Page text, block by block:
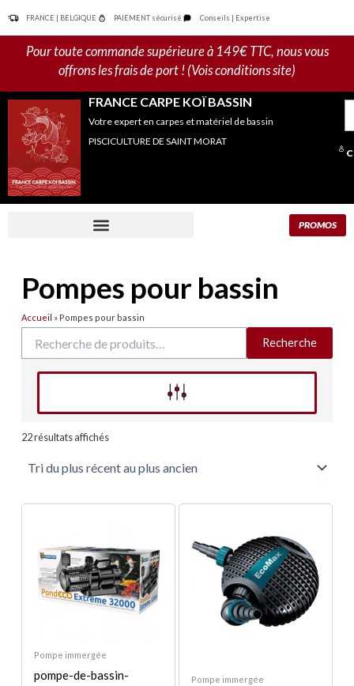
contenu
FRANCE | BELGIQUE PAIEMENT sécurisé Conseils | Expertise
Pour toute commande supérieure à 149€ TTC, nous vous
offrons les frais de port ! (Vois conditions site)
FRANCE CARPE KOÏ BASSIN
Votre expert en carpes et matériel de bassin
PISCICULTURE DE SAINT MORAT
PROMOS
Pompes pour bassin
Accueil » Pompes pour bassin
pour :
Recherche
Affinez votre recherche
22 résultats affichésdu
au
plus
Pompe immergée
pompe-de-bassin-
Pompe immergée
109,00 €
à
178,00 €
a
plusieurs
variations.